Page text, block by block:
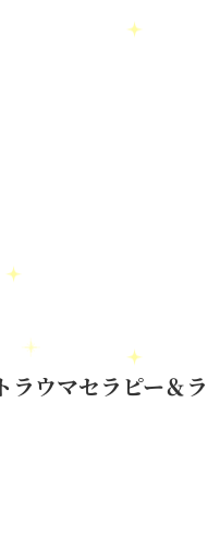
ウマセラピー＆